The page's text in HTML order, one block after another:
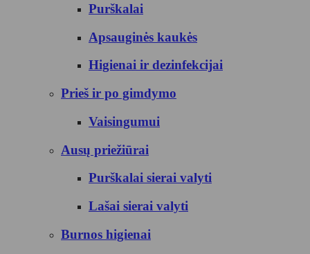
Purškalai
Apsauginės kaukės
Higienai ir dezinfekcijai
Prieš ir po gimdymo
Vaisingumui
Ausų priežiūrai
Purškalai sierai valyti
Lašai sierai valyti
Burnos higienai